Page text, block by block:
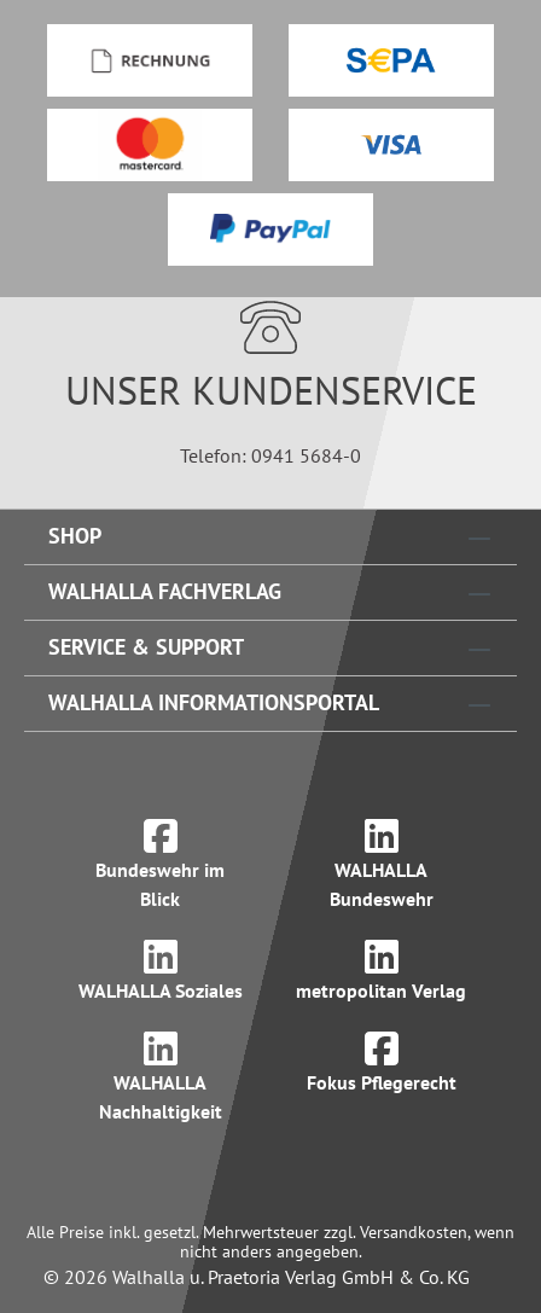
UNSER KUNDENSERVICE
Telefon: 0941 5684-0
SHOP
WALHALLA FACHVERLAG
SERVICE & SUPPORT
WALHALLA INFORMATIONSPORTAL
Bundeswehr im
Blick
WALHALLA
Bundeswehr
WALHALLA Soziales metropolitan Verlag
WALHALLA
Nachhaltigkeit
Fokus Pflegerecht
Alle Preise inkl. gesetzl. Mehrwertsteuer zzgl. Versandkosten, wenn
nicht anders angegeben.
© 2026 Walhalla u. Praetoria Verlag GmbH & Co. KG